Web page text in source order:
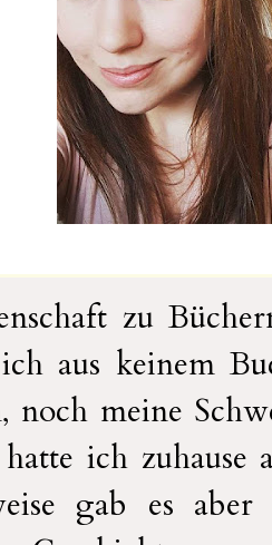
zu
aus keinem
noch meine
ich zuhause
gab es